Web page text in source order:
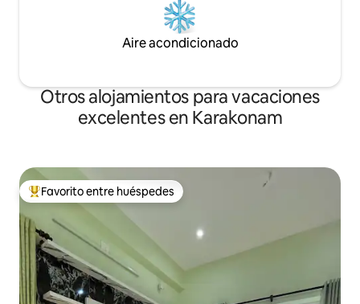
Aire acondicionado
Otros alojamientos para vacaciones
excelentes en Karakonam
Favorito entre huéspedes preferido
Favorito entre huéspedes